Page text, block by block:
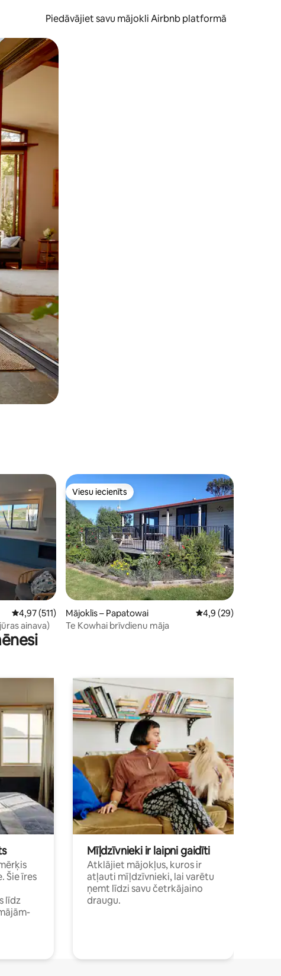
Piedāvājiet savu mājokli Airbnb platformā
to ar pirkstu.
149
Vidējais vērtējums: 4,97 no 5, atsauksmju skaits: 511
4,97 (511)
ainava)
Viesu iecienīts
Viesu iecienīts
Mājoklis – Papatowai Vidējais vērtējums:
4,9 (29)
Te Kowhai brīvdienu māja
Šie īres
līdz
Mīļdzīvnieki ir laipni gaidīti
Atklājiet mājokļus, kuros ir
atļauti mīļdzīvnieki, lai varētu
ņemt līdzi savu četrkājaino
draugu.